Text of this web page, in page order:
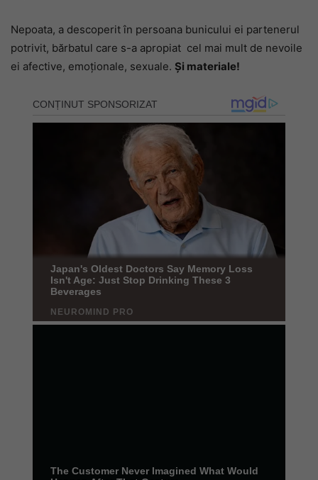
Nepoata, a descoperit în persoana bunicului ei partenerul
potrivit, bărbatul care s-a apropiat cel mai mult de nevoile
ei afective, emoționale, sexuale. Și materiale!